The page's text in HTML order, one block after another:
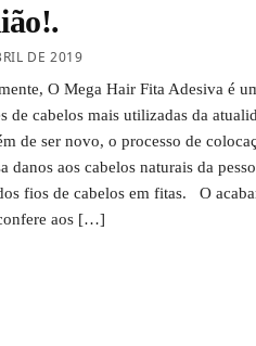
DE 2019
O Mega Hair Fita Adesiva é
de cabelos mais utilizadas da
de ser novo, o processo de
danos aos cabelos naturais da
fios de cabelos em fitas. O
aos […]